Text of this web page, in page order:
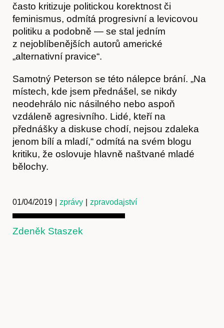
Obchod
Kontakt
často kritizuje politickou korektnost či
feminismus, odmítá progresivní a levicovou
politiku a podobně — se stal jedním
z nejoblíbenějších autorů americké
„alternativní pravice“.
Samotný Peterson se této nálepce brání. „Na
místech, kde jsem přednášel, se nikdy
neodehrálo nic násilného nebo aspoň
vzdáleně agresivního. Lidé, kteří na
přednášky a diskuse chodí, nejsou zdaleka
jenom bílí a mladí,“ odmítá na svém blogu
kritiku, že oslovuje hlavně naštvané mladé
bělochy.
01/04/2019 zprávy zpravodajství
Zdeněk Staszek